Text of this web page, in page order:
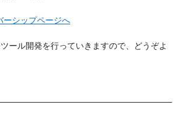
ーシップページへ
ール開発を行っていきますので、どうぞよ